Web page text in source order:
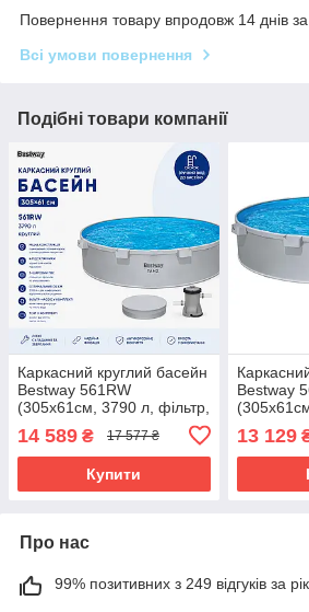
Повернення товару впродовж 14 днів
Всі умови повернення
Подібні товари компанії
Каркасний круглий басейн
Bestway 561RW
(305х61см, 3790 л, фільтр,
Сірий
14 589 ₴ 17 577 ₴
Купити
Bestway
Сірий
13 129
Про нас
99% позитивних з 249 відгуків за рік